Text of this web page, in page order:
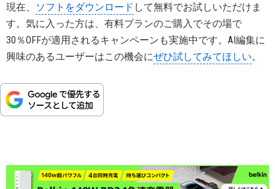
現在、 ソフトをダウンロード して無料でお試しいただけま
す。気に入った方は、有料プランのご購入でその場で
30％OFFが適用されるキャンペーンも実施中です。AI編集に
興味のあるユーザーはこの機会にぜひ試してみてほしい。